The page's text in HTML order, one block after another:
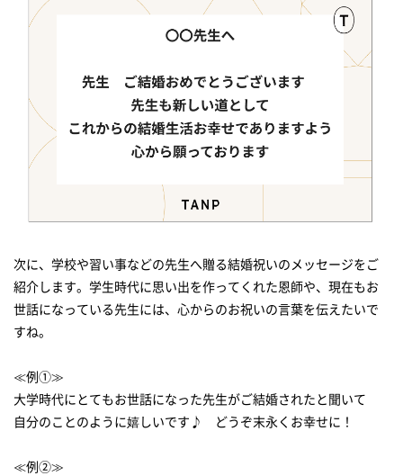
次に、学校や習い事などの先生へ贈る結婚祝いのメッセージをご
紹介します。学生時代に思い出を作ってくれた恩師や、現在もお
世話になっている先生には、心からのお祝いの言葉を伝えたいで
すね。
≪例①≫
大学時代にとてもお世話になった先生がご結婚されたと聞いて
自分のことのように嬉しいです♪ どうぞ末永くお幸せに！
≪例②≫